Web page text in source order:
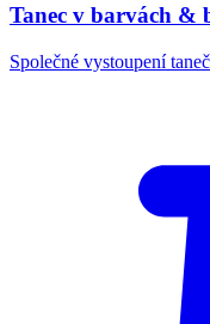
Tanec v barvách &
Společné vystoupení